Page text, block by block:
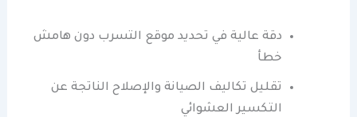
دقة عالية في تحديد موقع التسرب دون هامش
خطأ
تقليل تكاليف الصيانة والإصلاح الناتجة عن
التكسير العشوائي